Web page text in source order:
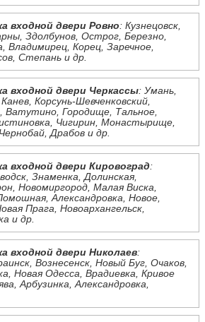
входной двери Ровно: Кузнецовск,
Здолбунов, Острог, Березно,
Владимирец, Корец, Заречное,
Степань и др.
входной двери Черкассы: Умань,
Корсунь-Шевченковский,
Ватутино, Городище, Тальное,
Чигирин, Монастырище,
Драбов и др.
входной двери Кировоград:
Знаменка, Долинская,
Новомиргород, Малая Виска,
Александровка, Новое,
Прага, Новоархангельск,
и др.
входной двери Николаев:
Вознесенск, Новый Буг, Очаков,
Новая Одесса, Врадиевка, Кривое
Арбузинка, Александровка,